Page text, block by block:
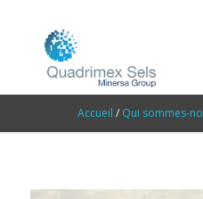
Accueil / Qui sommes-